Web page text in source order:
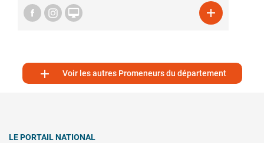
 
 Voir les autres Promeneurs du département
LE PORTAIL NATIONAL